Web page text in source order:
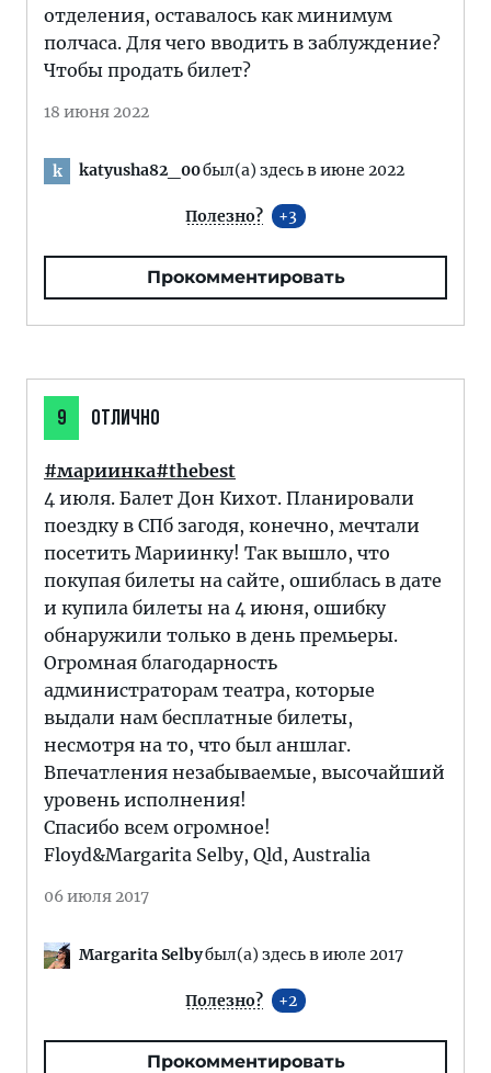
отделения, оставалось как минимум
полчаса. Для чего вводить в заблуждение?
Чтобы продать билет?
18 июня 2022
k katyusha82_00был(а) здесь в июне 2022
Полезно? 3
Прокомментировать
9 ОТЛИЧНО
#мариинка#thebest
4 июля. Балет Дон Кихот. Планировали
поездку в СПб загодя, конечно, мечтали
посетить Мариинку! Так вышло, что
покупая билеты на сайте, ошиблась в дате
и купила билеты на 4 июня, ошибку
обнаружили только в день премьеры.
Огромная благодарность
администраторам театра, которые
выдали нам бесплатные билеты,
несмотря на то, что был аншлаг.
Впечатления незабываемые, высочайший
уровень исполнения!
Спасибо всем огромное!
Floyd&Margarita Selby, Qld, Australia
06 июля 2017
Margarita Selbyбыл(а) здесь в июле 2017
Полезно? 2
Прокомментировать